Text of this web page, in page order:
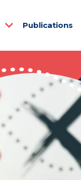
Publications